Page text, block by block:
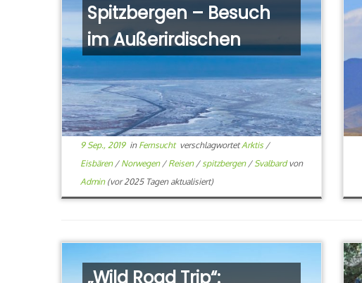
Spitzbergen – Besuch
im Außerirdischen
9 Sep., 2019in Fernsucht verschlagwortetArktis /
Eisbären / Norwegen / Reisen / spitzbergen / Svalbardvon
Admin(vor 2025 Tagen aktualisiert)
„Wild Road Trip“: